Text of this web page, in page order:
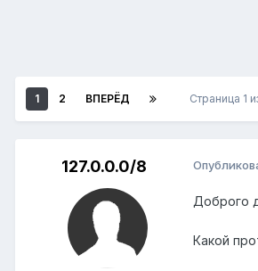
1 2 ВПЕРЁД Страница 1
127.0.0.0/8
Доброго
Какой